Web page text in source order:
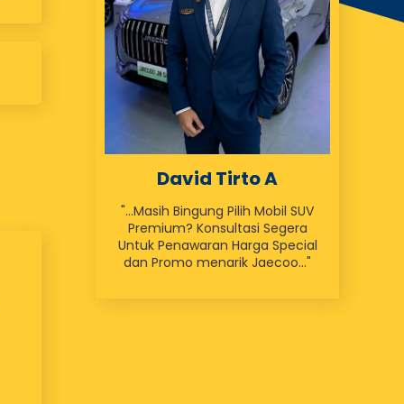
David Tirto A
"...Masih Bingung Pilih Mobil SUV
Premium? Konsultasi Segera
Untuk Penawaran Harga Special
dan Promo menarik Jaecoo..."